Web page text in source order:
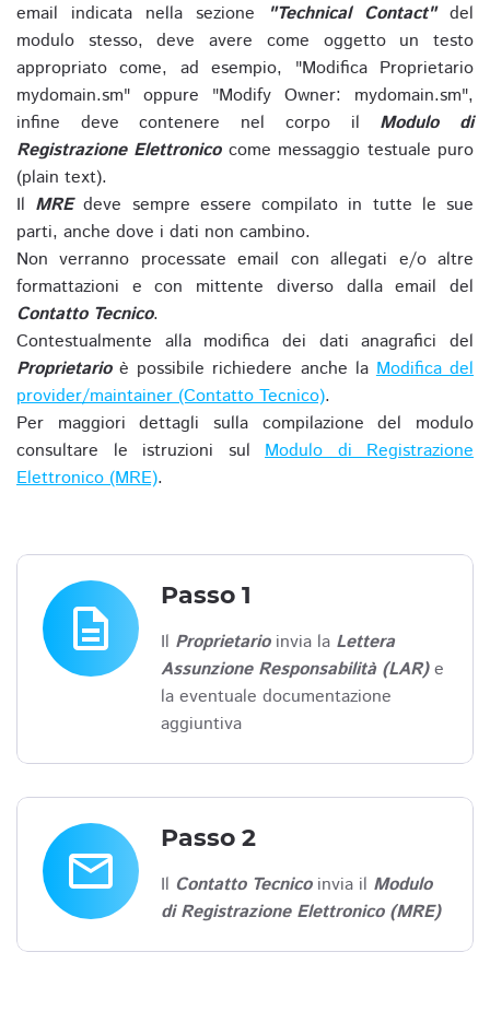
email indicata nella sezione
"Technical Contact"del
modulo stesso, deve avere come oggetto un testo
appropriato come, ad esempio, "Modifica Proprietario
mydomain.sm" oppure "Modify Owner: mydomain.sm",
infine deve contenere nel corpo il Modulo di
Registrazione Elettronicocome messaggio testuale puro
(plain text).
Il MREdeve sempre essere compilato in tutte le sue
parti, anche dove i dati non cambino.
Non verranno processate email con allegati e/o altre
formattazioni e con mittente diverso dalla email del
Contatto Tecnico.
Contestualmente alla modifica dei dati anagrafici del
Proprietarioè possibile richiedere anche laModifica del
provider/maintainer (Contatto Tecnico).
Per maggiori dettagli sulla compilazione del modulo
consultare le istruzioni sul Modulo di Registrazione
Elettronico (MRE).
description
Passo 1
Il Proprietarioinvia la Lettera
Assunzione Responsabilità (LAR)e
la eventuale documentazione
aggiuntiva
email
Passo 2
Il Contatto Tecnicoinvia il Modulo
di Registrazione Elettronico (MRE)